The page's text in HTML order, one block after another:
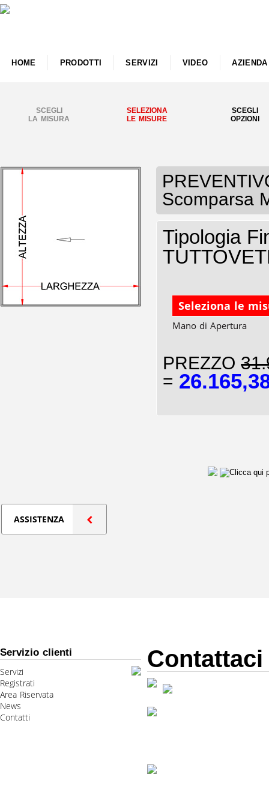
HOME PRODOTTI SERVIZI VIDEO AZIENDA
SCEGLI
LA MISURA
SELEZIONA
LE MISURE
SCEGLI
OPZIONI
Scomparsa
Tipologia
Seleziona le
Mano di Apertura
PREZZO
=
ASSISTENZA
Servizio clienti
Servizi
Registrati
Area Riservata
News
Contatti
Contattaci